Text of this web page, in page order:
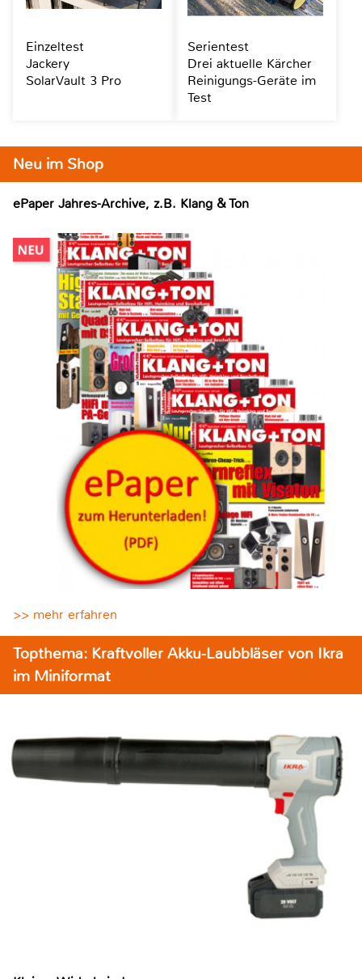
Neu im Shop
ePaper Jahres-Archive, z.B. Klang & Ton
>> mehr erfahren
Topthema: Kraftvoller Akku-Laubbläser von Ikra
im Miniformat
Einzeltest
Jackery
SolarVault 3 Pro
Serientest
Drei aktuelle Kärcher
Reinigungs-Geräte im
Test